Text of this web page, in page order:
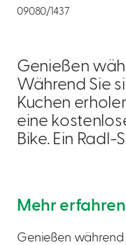
Genießen
Während Sie
Kuchen
eine
Bike. Ein
Mehr erfahren
Genießen
09080/1437